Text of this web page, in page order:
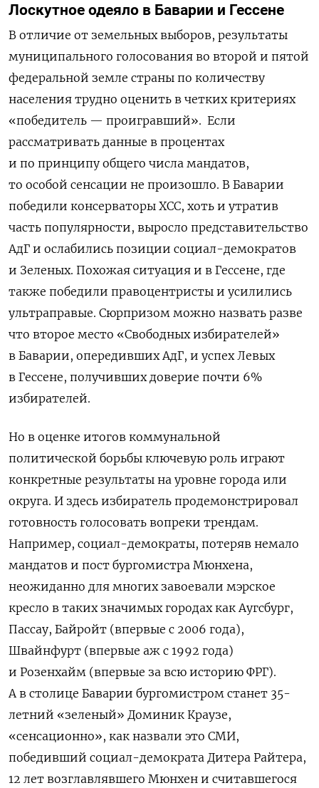
Лоскутное одеяло в Баварии и Гессене
В отличие от земельных выборов, результаты
муниципального голосования во второй и пятой
федеральной земле страны по количеству
населения трудно оценить в четких критериях
«победитель — проигравший». Если
рассматривать данные в процентах
и по принципу общего числа мандатов,
то особой сенсации не произошло. В Баварии
победили консерваторы ХСС, хоть и утратив
часть популярности, выросло представительство
АдГ и ослабились позиции социал-демократов
и Зеленых. Похожая ситуация и в Гессене, где
также победили правоцентристы и усилились
ультраправые. Сюрпризом можно назвать разве
что второе место «Свободных избирателей»
в Баварии, опередивших АдГ, и успех Левых
в Гессене, получивших доверие почти 6%
избирателей.
Но в оценке итогов коммунальной
политической борьбы ключевую роль играют
конкретные результаты на уровне города или
округа. И здесь избиратель продемонстрировал
готовность голосовать вопреки трендам.
Например, социал-демократы, потеряв немало
мандатов и пост бургомистра Мюнхена,
неожиданно для многих завоевали мэрское
кресло в таких значимых городах как Аугсбург,
Пассау, Байройт (впервые с 2006 года),
Швайнфурт (впервые аж с 1992 года)
и Розенхайм (впервые за всю историю ФРГ).
А в столице Баварии бургомистром станет 35-
летний «зеленый» Доминик Краузе,
«сенсационно», как назвали это СМИ,
победивший социал-демократа Дитера Райтера,
12 лет возглавлявшего Мюнхен и считавшегося